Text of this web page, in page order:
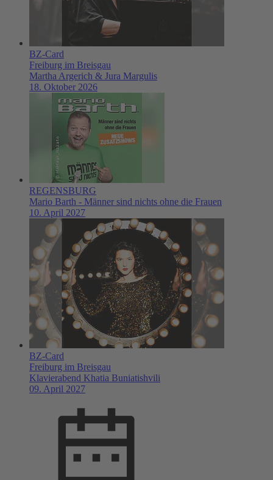
BZ-Card
Freiburg im Breisgau
Martha Argerich & Jura Margulis
18. Oktober 2026
REGENSBURG
Mario Barth - Männer sind nichts ohne die Frauen
10. April 2027
BZ-Card
Freiburg im Breisgau
Klavierabend Khatia Buniatishvili
09. April 2027